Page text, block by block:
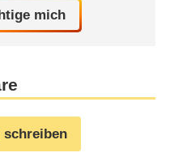
mich
schreiben